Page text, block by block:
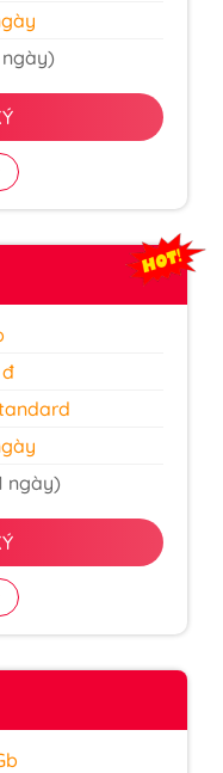
ngày)
ngày)